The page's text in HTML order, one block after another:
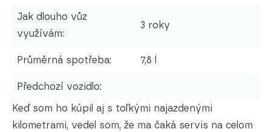
Jak dlouho vůz
využívám:
3 roky
Průměrná spotřeba: 7,8 l
Předchozí vozidlo:
Keď som ho kúpil aj s toľkými najazdenými
kilometrami, vedel som, že ma čaká servis na celom